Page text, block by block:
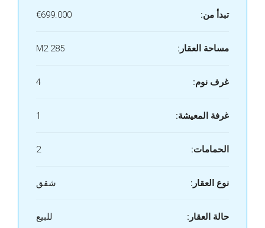
تبدأ من: €699.000
مساحة العقار: 285 M2
غرف نوم: 4
غرفة المعيشة: 1
الحمامات: 2
نوع العقار: شقق
حالة العقار: للبيع